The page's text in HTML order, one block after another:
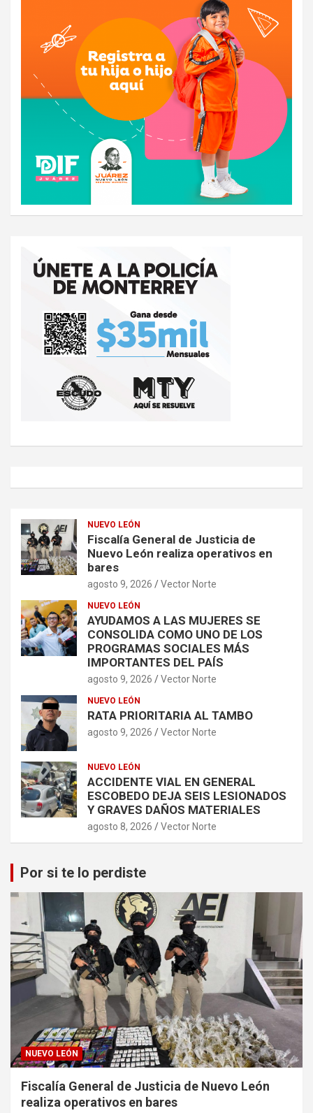
NUEVO LEÓN
Fiscalía General de Justicia de
Nuevo León realiza operativos en
bares
agosto 9, 2026 Vector Norte
NUEVO LEÓN
AYUDAMOS A LAS MUJERES SE
CONSOLIDA COMO UNO DE LOS
PROGRAMAS SOCIALES MÁS
IMPORTANTES DEL PAÍS
agosto 9, 2026 Vector Norte
NUEVO LEÓN
RATA PRIORITARIA AL TAMBO
agosto 9, 2026 Vector Norte
NUEVO LEÓN
ACCIDENTE VIAL EN GENERAL
ESCOBEDO DEJA SEIS LESIONADOS
Y GRAVES DAÑOS MATERIALES
agosto 8, 2026 Vector Norte
Por si te lo perdiste
NUEVO LEÓN
Fiscalía General de Justicia de Nuevo León
realiza operativos en bares